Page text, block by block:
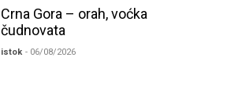
Crna Gora – orah, voćka
čudnovata
istok - 06/08/2026